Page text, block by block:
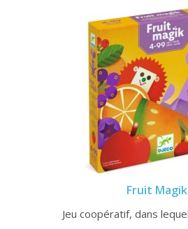
Fruit Magik
Jeu coopératif, dans